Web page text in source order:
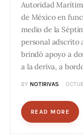
Autoridad
de México en
medio de la
personal adscrito
brindó apoyo a
a la deriva, a
BY NOTIRIVAS
READ MORE